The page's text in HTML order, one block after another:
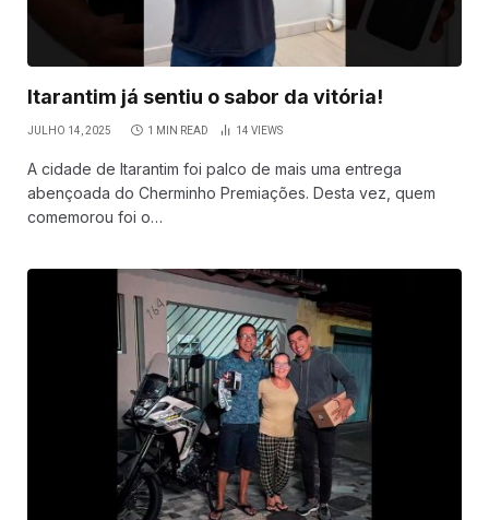
Itarantim já sentiu o sabor da vitória!
JULHO 14, 2025 1 MIN READ 14 VIEWS
A cidade de Itarantim foi palco de mais uma entrega
abençoada do Cherminho Premiações. Desta vez, quem
comemorou foi o…